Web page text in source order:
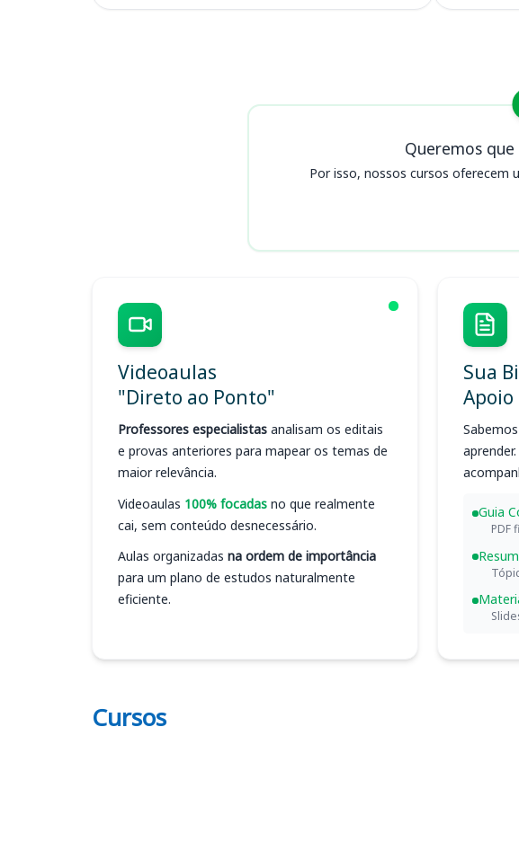
Queremos
Por isso, nossos cursos oferecem
Videoaulas
"Direto ao Ponto"
Professores especialistas analisam os editais
e provas anteriores para mapear os temas de
maior relevância.
Videoaulas 100% focadas no que realmente
cai, sem conteúdo desnecessário.
Aulas organizadas na ordem de importância
para um plano de estudos naturalmente
eficiente.
Sua
Apoio
Guia
PDF
Cursos